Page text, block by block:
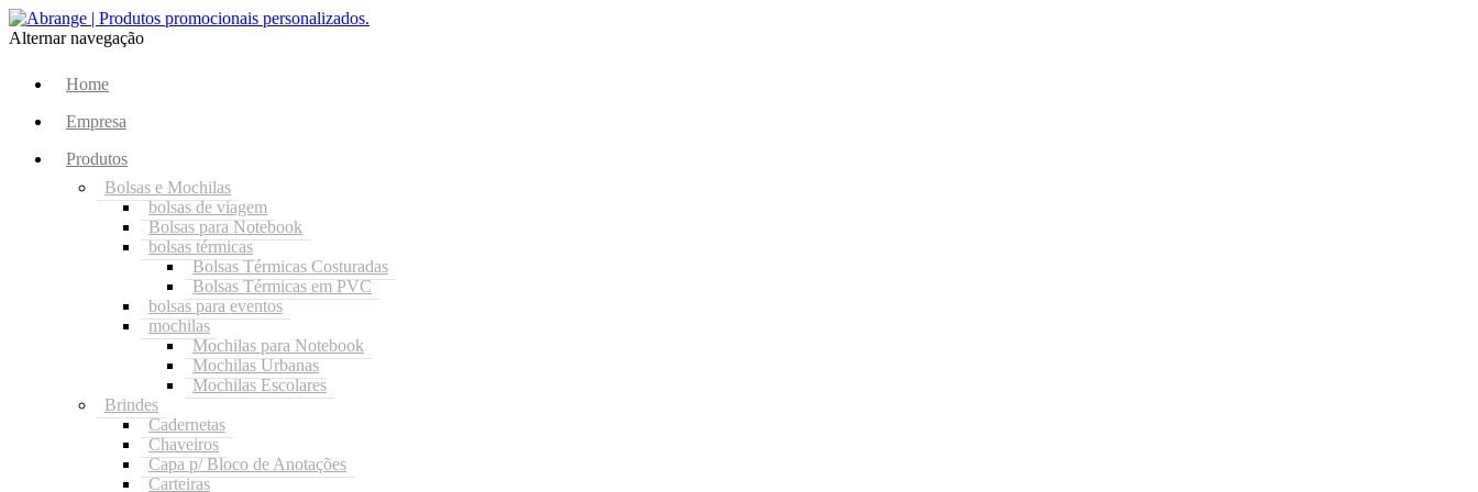
Alternar navegação
Home
Empresa
Produtos
Bolsas e Mochilas
bolsas de viagem
Bolsas para Notebook
bolsas térmicas
Bolsas Térmicas Costuradas
Bolsas Térmicas em PVC
bolsas para eventos
mochilas
Mochilas para Notebook
Mochilas Urbanas
Mochilas Escolares
Brindes
Cadernetas
Chaveiros
Capa p/ Bloco de Anotações
Carteiras